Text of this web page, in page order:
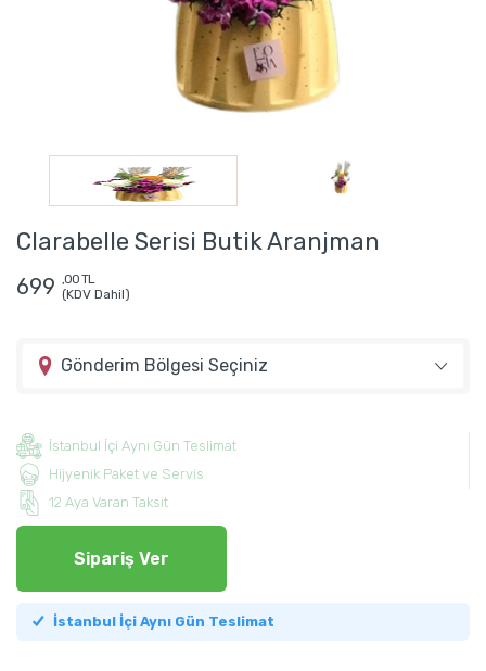
Clarabelle Serisi Butik Aranjman
699 ,00 TL
(KDV Dahil)
Gönderim Bölgesi Seçiniz
İstanbul İçi Aynı Gün Teslimat
Hijyenik Paket ve Servis
12 Aya Varan Taksit
Sipariş Ver
İstanbul İçi Aynı Gün Teslimat